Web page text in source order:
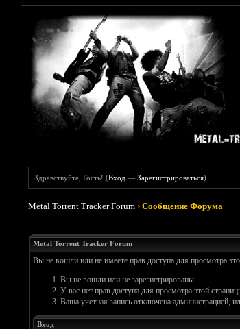
Здравствуйте, Гость! (Вход —Зарегистрироваться)
Metal Torrent Tracker Forum ›Сообщение Форума
Metal Torrent Tracker Forum
Вы не вошли или не имеете прав доступа для просмотра
Вы не вошли или не зарегистрированы.
У вас нет прав доступа для просмотра этой
Ваша учетная запись отключена администрацией,
Вход